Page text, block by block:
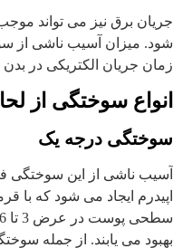
جریان برق نیز می تواند
شود. میزان آسیب ناشی از
زمان جریان الکتریکی در
انواع سوختگی
سوختگی درجه یک
آسیب ناشی از این سوختگی
اپیدرم ایجاد می شود که
بهبود می یابند. از جمله